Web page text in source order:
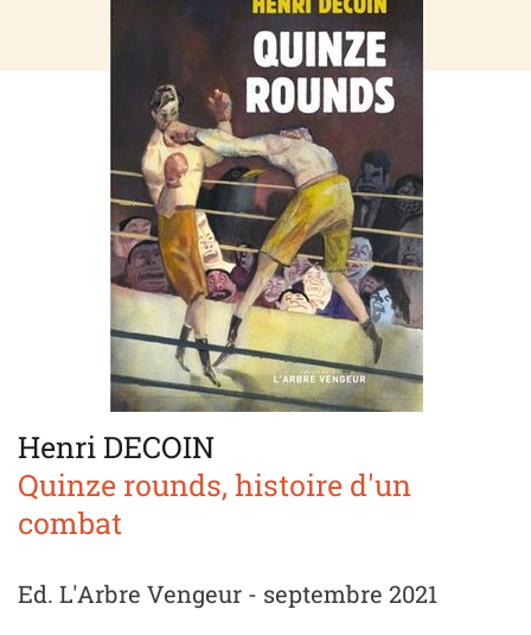
Henri DECOIN
Quinze rounds, histoire d'un
combat
Ed. L'Arbre Vengeur - septembre 2021